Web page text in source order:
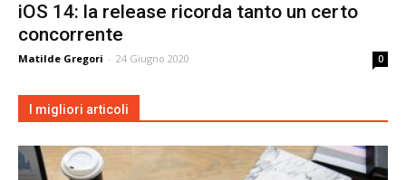
iOS 14: la release ricorda tanto un certo
concorrente
Matilde Gregori - 24 Giugno 2020 0
I migliori articoli